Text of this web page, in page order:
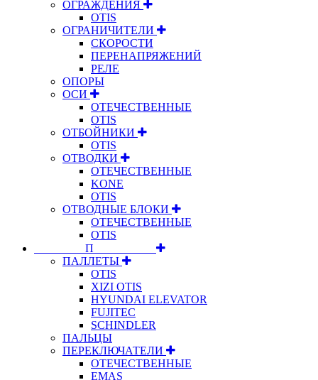
ОГРАЖДЕНИЯ
OTIS
ОГРАНИЧИТЕЛИ
СКОРОСТИ
ПЕРЕНАПРЯЖЕНИЙ
РЕЛЕ
ОПОРЫ
ОСИ
ОТЕЧЕСТВЕННЫЕ
OTIS
ОТБОЙНИКИ
OTIS
ОТВОДКИ
ОТЕЧЕСТВЕННЫЕ
KONE
OTIS
ОТВОДНЫЕ БЛОКИ
ОТЕЧЕСТВЕННЫЕ
OTIS
⠀⠀⠀⠀⠀⠀П⠀⠀⠀⠀⠀⠀⠀
ПАЛЛЕТЫ
OTIS
XIZI OTIS
HYUNDAI ELEVATOR
FUJITEC
SCHINDLER
ПАЛЬЦЫ
ПЕРЕКЛЮЧАТЕЛИ
ОТЕЧЕСТВЕННЫЕ
EMAS